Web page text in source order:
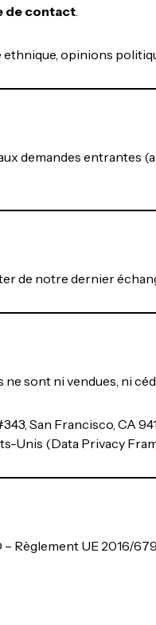
de contact.
opinions
demandes entrantes
de notre dernier
sont ni vendues, ni
San Francisco, CA
Unis (Data Privacy
UE 2016/